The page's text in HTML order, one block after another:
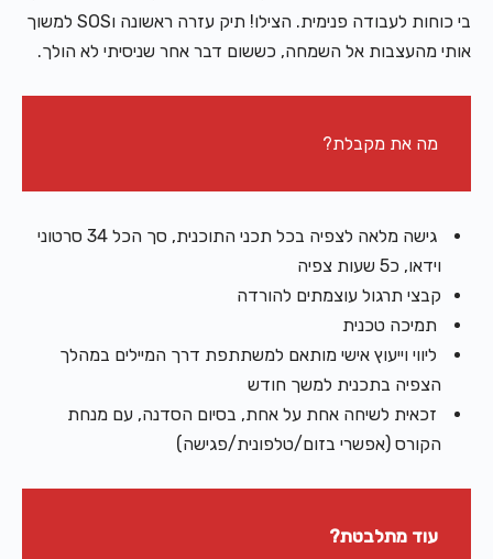
בי כוחות לעבודה פנימית. הצילו! תיק עזרה ראשונה וSOS למשוך
אותי מהעצבות אל השמחה, כששום דבר אחר שניסיתי לא הולך.
מה את מקבלת?
גישה מלאה לצפיה בכל תכני התוכנית, סך הכל 34 סרטוני
וידאו, כ5 שעות צפיה
קבצי תרגול עוצמתים להורדה
תמיכה טכנית
ליווי וייעוץ אישי מותאם למשתתפת דרך המיילים במהלך
הצפיה בתכנית למשך חודש
זכאית לשיחה אחת על אחת, בסיום הסדנה, עם מנחת
הקורס (אפשרי בזום/טלפונית/פגישה)
עוד מתלבטת?